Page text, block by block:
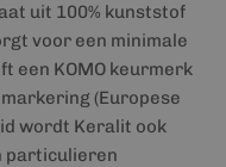
uit 100% kunststof
voor een minimale
een KOMO keurmerk
(Europese
wordt Keralit ook
particulieren